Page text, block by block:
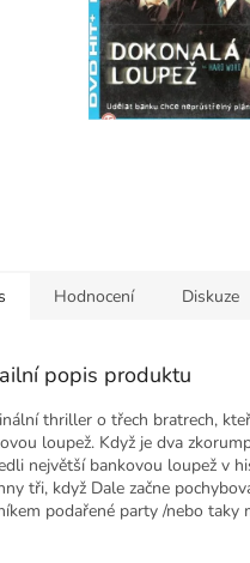
Hodnocení Diskuze
popis produktu
thriller o třech bratrech,
loupež. Když je dva
největší bankovou loupež v
tři, když Dale začne
podařené party /nebo taky